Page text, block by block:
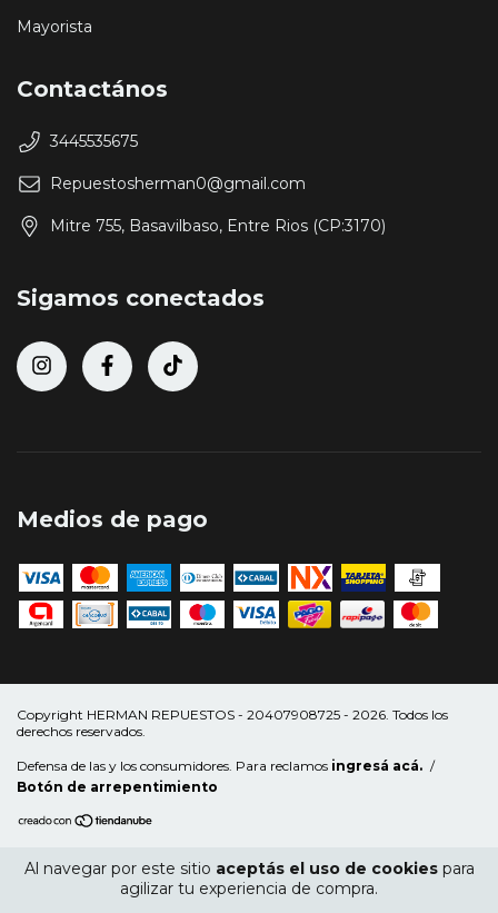
Al navegar por este sitio aceptás el uso de cookiespara
agilizar tu experiencia de compra.
Mayorista
Contactános
3445535675
Repuestosherman0@gmail.com
Mitre 755, Basavilbaso, Entre Rios (CP:3170)
Sigamos conectados
Medios de pago
Copyright HERMAN REPUESTOS - 20407908725 - 2026. Todos los
derechos reservados.
Defensa de las y los consumidores. Para reclamos ingresá acá. /
Botón de arrepentimiento